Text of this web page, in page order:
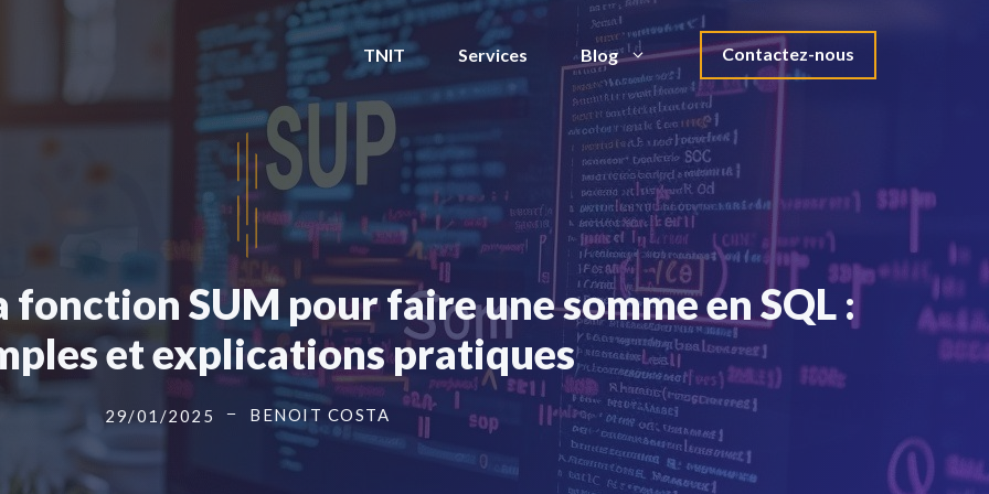
TNIT Services Blog Contactez-nous
SUM pour faire une somme en SQL :
et explications pratiques
29/01/2025 BENOIT COSTA